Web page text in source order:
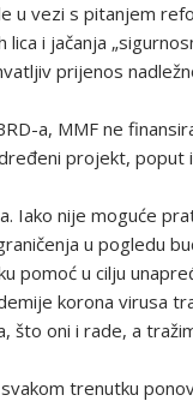
u vezi s pitanjem
lica i jačanja
prijenos
a, MMF ne
projekt,
Iako nije moguće
u pogledu
pomoć u cilju
korona virusa
što oni i rade, a
trenutku